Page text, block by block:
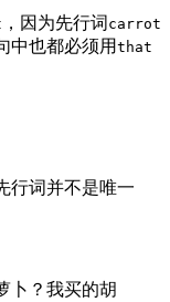
，因为先行词 carrot
中也都必须用that
行词并不是唯一
卜？我买的胡